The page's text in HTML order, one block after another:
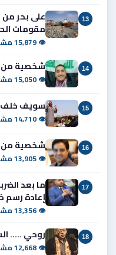
13
على بحر
مقومات
👁 15,879 مشاهدة
14 شخصية من
👁 15,050 مشاهدة
15 سويف خلف
👁 14,710 مشاهدة
16 شخصية من
👁 13,905 مشاهدة
17
ما بعد
إعادة رسم
👁 13,356 مشاهدة
18 روحي .....
👁 12,668 مشاهدة